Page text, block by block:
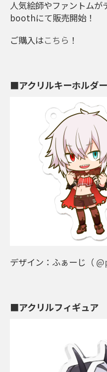
人気絵師やファントム
boothにて販売開始！
ご購入はこちら ！
■アクリルキーホルダー
デザイン：ふぁーじ（
■アクリルフィギュア